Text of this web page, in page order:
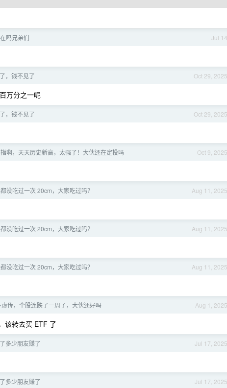
Jul 14
吗兄弟们
Oct 29, 2025
，钱不见了
万分之一呢
Oct 29, 2025
，钱不见了
Oct 9, 2025
啊，天天历史新高，太强了！大伙还在定投吗
Aug 11, 2025
没吃过一次 20cm，大家吃过吗？
Aug 11, 2025
没吃过一次 20cm，大家吃过吗？
Aug 11, 2025
没吃过一次 20cm，大家吃过吗？
Aug 1, 2025
传，个股连跌了一周了，大伙还好吗
该转去买 ETF 了
Jul 17, 2025
多少朋友赚了
Jul 17, 2025
多少朋友赚了